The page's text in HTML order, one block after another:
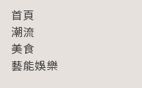
首頁
潮流
美食
藝能娛樂